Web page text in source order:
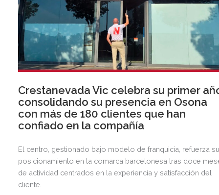
Crestanevada Vic celebra su primer
consolidando su presencia en Osona
con más de 180 clientes que han
confiado en la compañía
El centro, gestionado bajo modelo de franquicia, refuerza
posicionamiento en la comarca barcelonesa tras doce
de actividad centrados en la experiencia y satisfacción del
cliente.